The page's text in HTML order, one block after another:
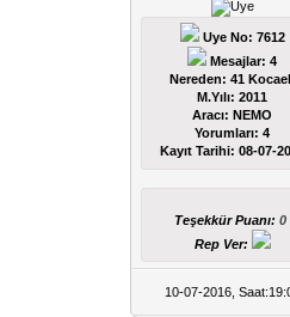
Uye No: 7612
Mesajlar: 4
Nereden: 41
M.Yılı: 2011
Aracı: NEMO
Yorumları:4
Kayıt Tarihi: 08-07-
Teşekkür Puanı:0
Rep Ver:
10-07-2016,